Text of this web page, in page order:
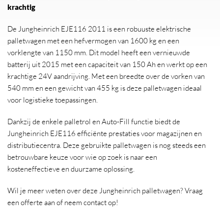
krachtig
De Jungheinrich EJE116 2011 is een robuuste elektrische
palletwagen met een hefvermogen van 1600 kg en een
vorklengte van 1150 mm. Dit model heeft een vernieuwde
batterij uit 2015 met een capaciteit van 150 Ah en werkt op een
krachtige 24V aandrijving. Met een breedte over de vorken van
540 mm en een gewicht van 455 kg is deze palletwagen ideaal
voor logistieke toepassingen.
Dankzij de enkele palletrol en Auto-Fill functie biedt de
Jungheinrich EJE116 efficiënte prestaties voor magazijnen en
distributiecentra. Deze gebruikte palletwagen is nog steeds een
betrouwbare keuze voor wie op zoek is naar een
kosteneffectieve en duurzame oplossing.
Wil je meer weten over deze Jungheinrich palletwagen? Vraag
een offerte aan of neem contact op!